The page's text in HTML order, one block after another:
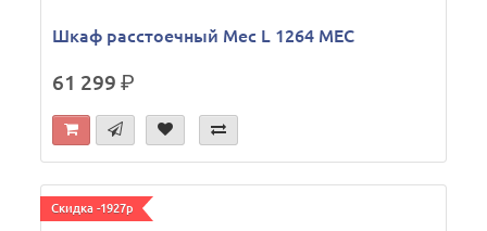
Шкаф расстоечный Mec L 1264 MEC
61 299р.
Скидка -1927р